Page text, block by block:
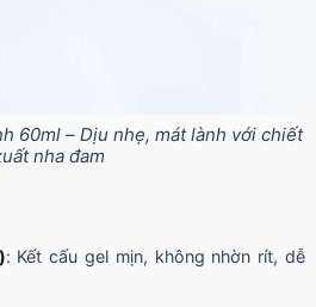
60ml – Dịu nhẹ, mát lành với chiết
nha đam
: Kết cấu gel mịn, không nhờn rít, dễ